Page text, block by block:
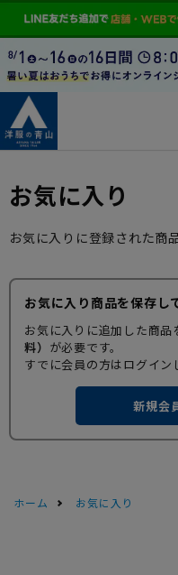
お気に入り
お気に入りに登録された商
お気に入り商品を保存し
お気に入りに追加した商品
料） が必要です。
すでに会員の方はログイン
新規会
ホーム お気に入り